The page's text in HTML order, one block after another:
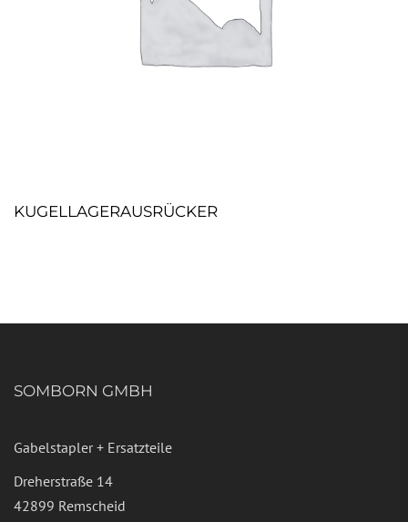
KUGELLAGERAUSRÜCKER
SOMBORN GMBH
Gabelstapler + Ersatzteile
Dreherstraße 14
42899 Remscheid